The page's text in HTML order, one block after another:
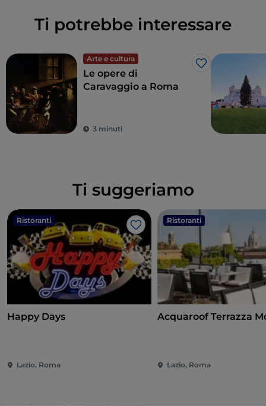
Ti potrebbe interessare
Arte e cultura
Like
Le opere di
Caravaggio a Roma
3 minuti
Ti suggeriamo
Ristoranti
Like
Happy Days
Lazio, Roma
Ristoranti
Acquaroof Terrazza
Lazio, Roma